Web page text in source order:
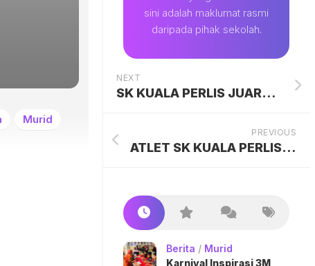
Murid
sini adalah maklumat rasmi
daripada pihak sekolah.
NEXT
SK KUALA PERLIS JUARAI BOLA SEPAK BAWAH 11 TAHUN
PREVIOUS
ATLET SK KUALA PERLIS LAWAT UiTM
Berita / Murid
Karnival Inspirasi 3M